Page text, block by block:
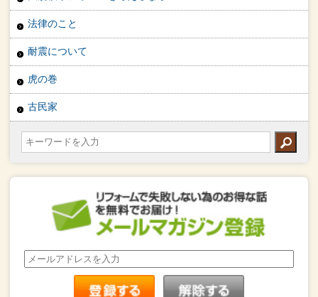
法律のこと
耐震について
虎の巻
古民家